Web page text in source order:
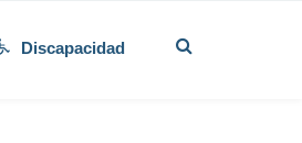
Discapacidad